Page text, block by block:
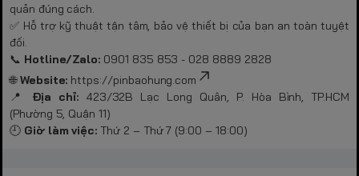
quản đúng cách.
✅ Hỗ trợ kỹ thuật tận tâm, bảo vệ thiết bị của bạn an toàn tuyệt
đối.
📞 Hotline/Zalo: 0901 835 853 - 028 8889 2828
🌐Website: https://pinbaohung.com
📍 Địa chỉ:423/32B Lạc Long Quân, P. Hòa Bình, TP.HCM
(Phường 5, Quận 11)
🕘 Giờ làm việc: Thứ 2 – Thứ 7 (9:00 – 18:00)